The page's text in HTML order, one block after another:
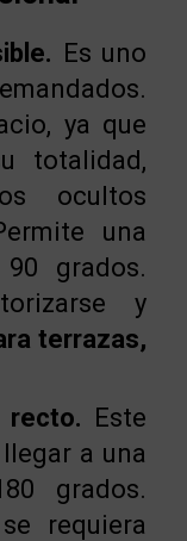
Es uno
ya que
totalidad,
ocultos
una
grados.
y
terrazas,
recto. Este
a una
grados.
requiera